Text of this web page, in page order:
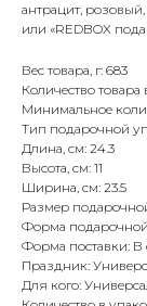
антрацит,
или «REDBOX
Вес товара, г: 683
Количество товара
Минимальное
Тип подарочной
Длина, см: 24.3
Высота, см: 11
Ширина, см: 23.5
Размер
Форма
Форма поставки:
Праздник:
Для кого: